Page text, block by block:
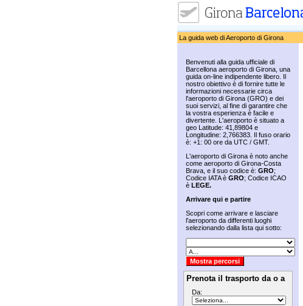
La guida web di Aeroporto di Girona
Benvenuti alla guida ufficiale di
Barcellona aeroporto di Girona, una
guida on-line indipendente libero. Il
nostro obiettivo è di fornire tutte le
informazioni necessarie circa
l'aeroporto di Girona (GRO) e dei
suoi servizi, al fine di garantire che
la vostra esperienza è facile e
divertente. L'aeroporto è situato a
geo Latitude: 41,89804 e
Longitudine: 2,766383. Il fuso orario
è: +1: 00 ore da UTC / GMT.
L'aeroporto di Girona è noto anche
come aeroporto di Girona-Costa
Brava, e il suo codice è: GRO;
Codice IATA è GRO; Codice ICAO
è LEGE.
Arrivare qui e partire
Scopri come arrivare e lasciare
l'aeroporto da differenti luoghi
selezionando dalla lista qui sotto:
Prenota il trasporto da o a
Da: